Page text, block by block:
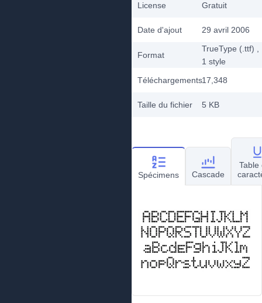
License Gratuit
Date d'ajout 29 avril 2006
Format
TrueType (.ttf)
1 style
Téléchargements17,348
Taille du fichier 5 KB
Spécimens Cascade
Table